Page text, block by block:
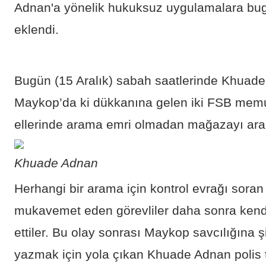
Adnan'a yönelik hukuksuz uygulamalara
eklendi.
Bugün (15 Aralık) sabah saatlerinde Khuade
Maykop’da ki dükkanına gelen iki FSB
ellerinde arama emri olmadan mağazayı
Khuade Adnan
Herhangi bir arama için kontrol evrağı soran
mukavemet eden görevliler daha sonra
ettiler. Bu olay sonrası Maykop savcılığına
yazmak için yola çıkan Khuade Adnan polis